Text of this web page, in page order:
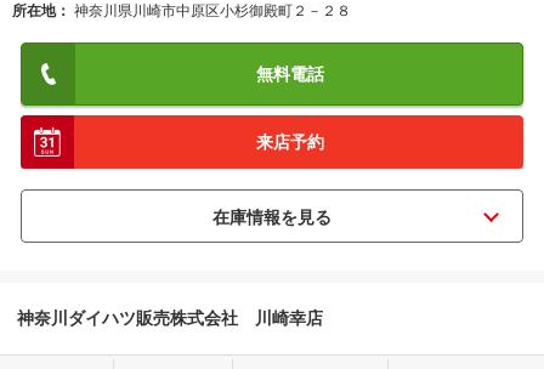
所在地
神奈川県川崎市中原区小杉御殿町２－２８
無料電話
来店予約
神奈川ダイハツ販売株式会社 川崎幸店